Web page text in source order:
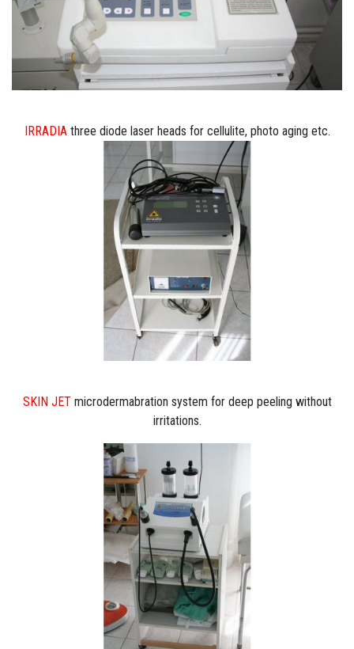
IRRADIA three diode laser heads for cellulite, photo aging etc.
SKIN JETmicrodermabration system for deep peeling without
irritations.